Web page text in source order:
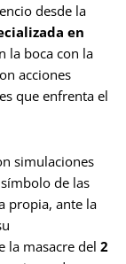
desde la
en
la boca con la
acciones
que enfrenta el
simulaciones
de las
propia, ante la
la masacre del 2